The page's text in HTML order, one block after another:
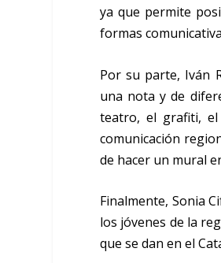
ya que permite
formas
Por su parte, Iván
una nota y de
teatro, el grafiti, el
comunicación
de hacer un mural
Finalmente, Sonia
los jóvenes de la
que se dan en el